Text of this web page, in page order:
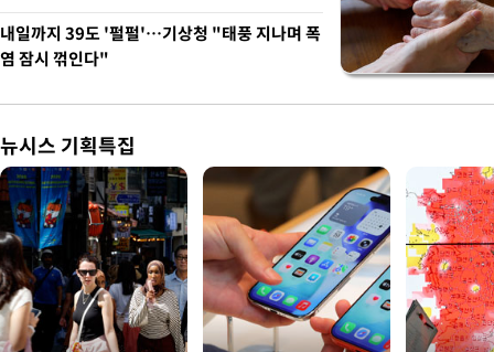
내일까지 39도 '펄펄'…기상청 "태풍 지나며 폭
염 잠시 꺾인다"
뉴시스 기획특집